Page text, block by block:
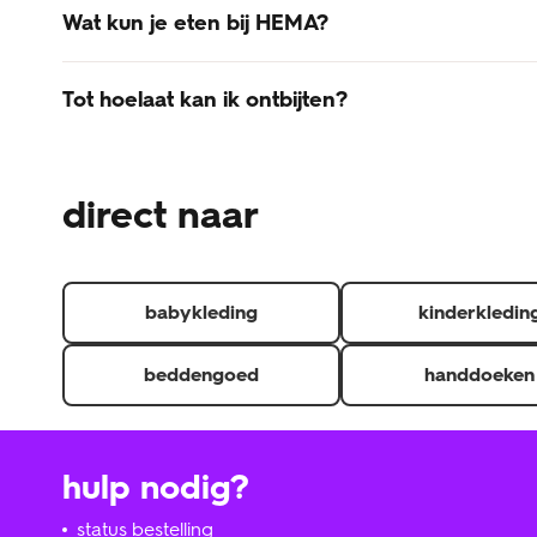
Wat kun je eten bij HEMA?
In de HEMA-restaurants kun je terecht voor ontbijt,
om uitgebreid te eten? Haal dan wat af bij onze HEMA
Tot hoelaat kan ik ontbijten?
direct naar
babykleding
beddengoed handdoeken
hulp nodig?
status bestelling